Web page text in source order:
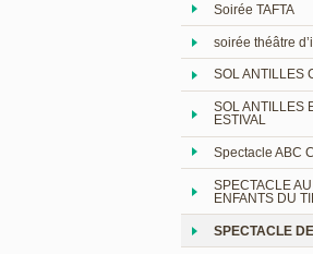
Soirée TAFTA
soirée théâtre
SOL ANTILLES
SOL ANTILLES
ESTIVAL
Spectacle ABC
SPECTACLE
ENFANTS DU
SPECTACLE